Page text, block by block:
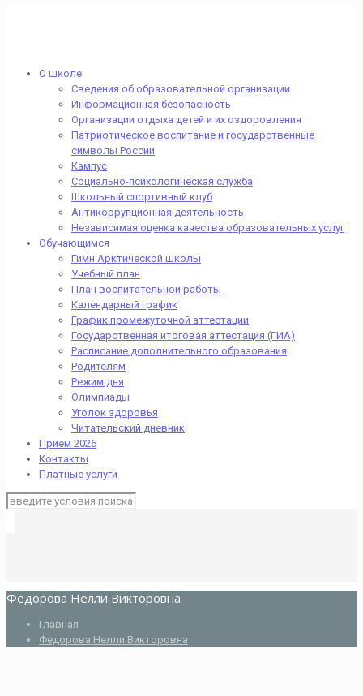
О школе
Сведения об образовательной организации
Информационная безопасность
Организации отдыха детей и их оздоровления
Патриотическое воспитание и государственные
символы России
Кампус
Социально-психологическая служба
Школьный спортивный клуб
Антикоррупционная деятельность
Независимая оценка качества образовательных услуг
Обучающимся
Гимн Арктической школы
Учебный план
План воспитательной работы
Календарный график
График промежуточной аттестации
Государственная итоговая аттестация (ГИА)
Расписание дополнительного образования
Родителям
Режим дня
Олимпиады
Уголок здоровья
Читательский дневник
Прием 2026
Контакты
Платные услуги
Федорова Нелли Викторовна
Главная
Федорова Нелли Викторовна